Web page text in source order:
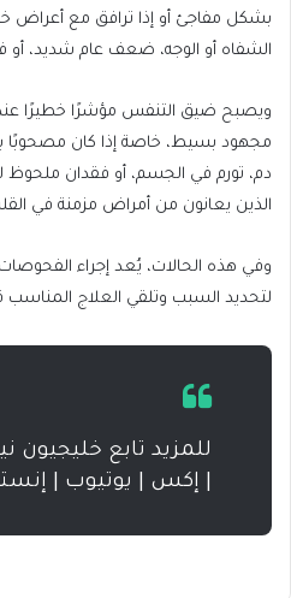
بشكل مفاجئ أو إذا ترافق مع أعراض
الشفاه أو الوجه، ضعف عام شديد، أو
ويصبح ضيق التنفس مؤشرًا خطيرًا
مجهود بسيط، خاصة إذا كان
دم، تورم في الجسم، أو فقدان ملحوظ
الذين يعانون من أمراض مزمنة في
وفي هذه الحالات، يُعد إجراء الفحوصات
لتحديد السبب وتلقي العلاج المناسب
للمزيد تابع خليجيون
| إكس | يوتيوب |